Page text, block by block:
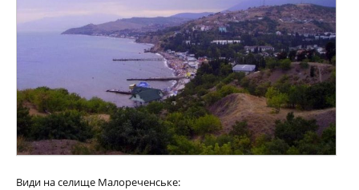
Види на селище Малореченське: